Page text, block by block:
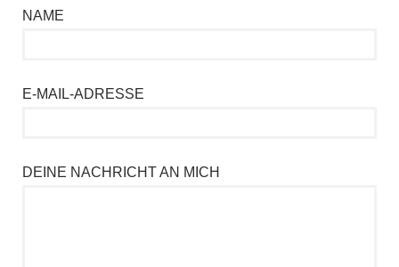
NAME
E-MAIL-ADRESSE
DEINE NACHRICHT AN MICH